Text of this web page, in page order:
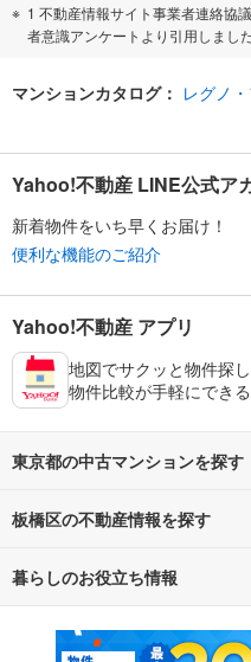
1 不動産情報サイト事業者連絡協
者意識アンケートより引用しました
マンションカタログ： レグノ
Yahoo!不動産 LINE公式ア
新着物件をいち早くお届け！
便利な機能のご紹介
Yahoo!不動産 アプリ
地図でサクッと物件探し
物件比較が手軽にできる
東京都の中古マンションを探す
路線・駅から探す
通勤・通学時間から探す
板橋区の不動産情報を探す
不動産・住宅
新築マンション
暮らしのお役立ち情報
マンションカタログ